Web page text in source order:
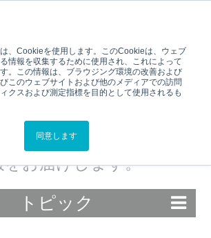
、Cookieを使用します。このCookieは、ウェブ
情報を収集するために使用され、これによって
。この情報は、ブラウジング環境の改善および
このウェブサイトおよび他のメディアでの訪問
クスおよび測定指標を目的として使用されるも
同意します
スリリース
ジャパンの新製品情報や
報などのプレスリリース
をお届けします。
トピック